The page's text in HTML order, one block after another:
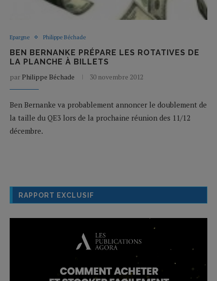
Epargne Philippe Béchade
BEN BERNANKE PRÉPARE LES ROTATIVES DE
LA PLANCHE À BILLETS
par Philippe Béchade 30 novembre 2012
Ben Bernanke va probablement annoncer le doublement de
la taille du QE3 lors de la prochaine réunion des 11/12
décembre.
RAPPORT EXCLUSIF